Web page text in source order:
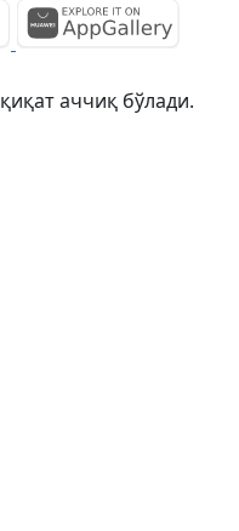
аччиқ бўлади.